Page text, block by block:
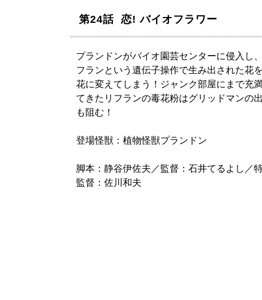
第24話 恋! バイオフラワー
プランドンがバイオ園芸センターに侵入し
フランという遺伝子操作で生み出された花
花に変えてしまう！ジャンク部屋にまで充
てきたリフランの毒花粉はグリッドマンの
も阻む！
登場怪獣：植物怪獣プランドン
脚本：静谷伊佐夫／監督：石井てるよし／
監督：佐川和夫